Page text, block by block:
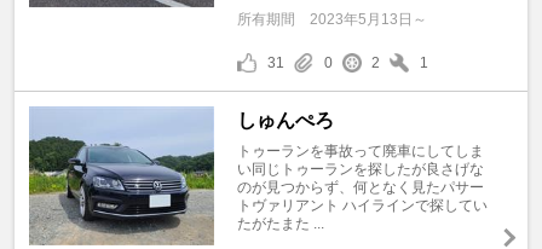
所有期間
2023年5月13日～
31 0 2 1
しゅんぺろ
トゥーランを事故って廃車にしてしま
い同じトゥーランを探したが良さげな
のが見つからず、何となく見たパサー
トヴァリアント ハイラインで探してい
たがたまた ...